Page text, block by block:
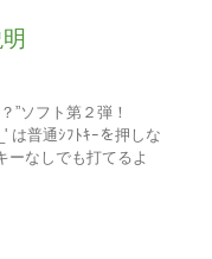
”ソフト第２弾！
は普通ｼﾌﾄｷｰを押しな
ーなしでも打てるよ